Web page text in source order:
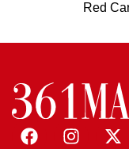
Red